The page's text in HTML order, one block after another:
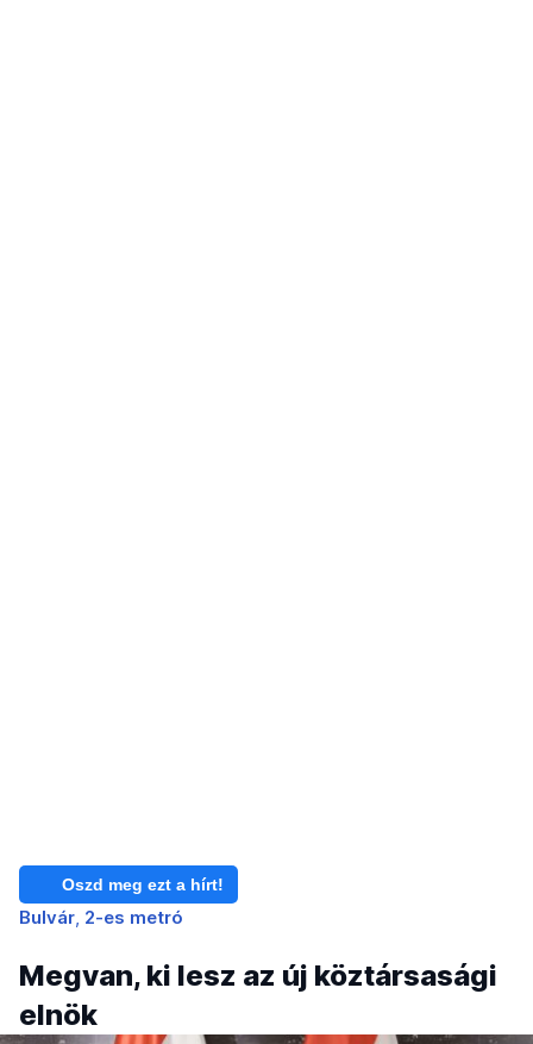
Oszd meg ezt a hírt!
Bulvár 2-es metró
Megvan, ki lesz az új köztársasági
elnök